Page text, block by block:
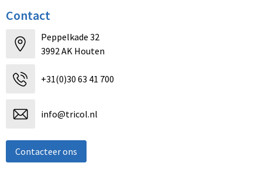
Contact
Peppelkade 32
3992 AK Houten
+31(0)30 63 41 700
info@tricol.nl
Contacteer ons